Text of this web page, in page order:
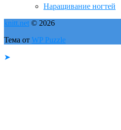
Наращивание ногтей
knitt.net © 2026
Тема от WP Puzzle
➤